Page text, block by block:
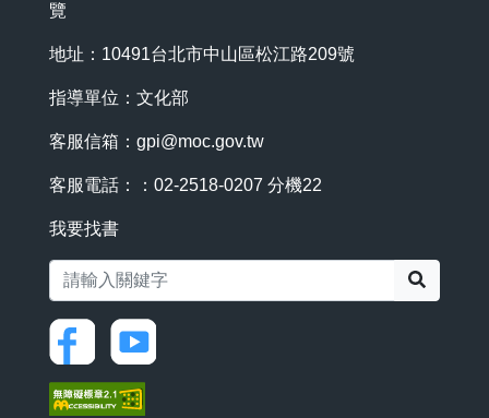
覽
地址：10491台北市中山區松江路209號
指導單位：文化部
客服信箱： gpi@moc.gov.tw
客服電話：：02-2518-0207 分機22
我要找書